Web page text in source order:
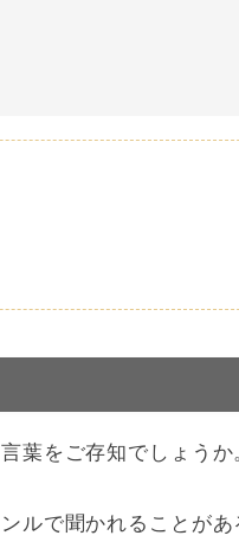
言葉をご存知でしょうか
ルで聞かれることが